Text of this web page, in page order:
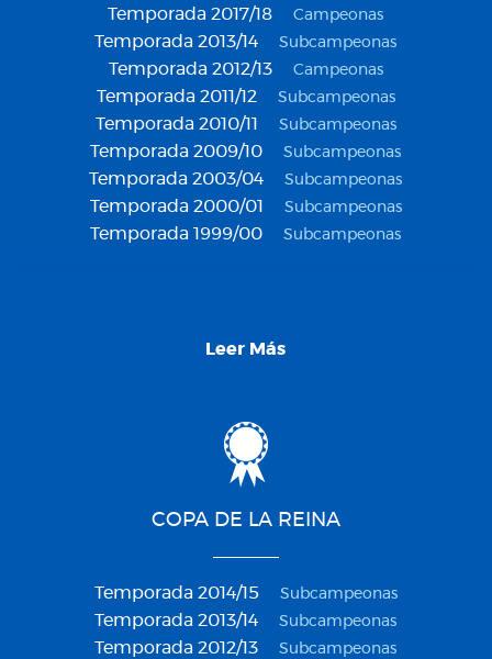
Temporada 2017/18 Campeonas
Temporada 2013/14 Subcampeonas
Temporada 2012/13 Campeonas
Temporada 2011/12 Subcampeonas
Temporada 2010/11 Subcampeonas
Temporada 2009/10 Subcampeonas
Temporada 2003/04 Subcampeonas
Temporada 2000/01 Subcampeonas
Temporada 1999/00 Subcampeonas
Leer Más
COPA DE LA REINA
Temporada 2014/15 Subcampeonas
Temporada 2013/14 Subcampeonas
Temporada 2012/13 Subcampeonas